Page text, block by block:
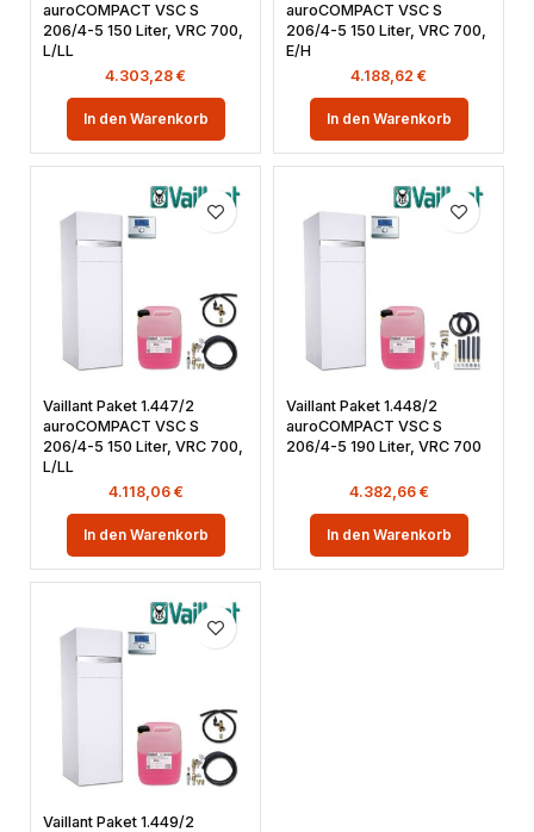
auroCOMPACT VSC S
206/4-5 150 Liter, VRC 700,
L/LL
4.303,28 €
In den Warenkorb
auroCOMPACT VSC S
206/4-5 150 Liter, VRC 700,
E/H
4.188,62 €
In den Warenkorb
Vaillant Paket 1.447/2
auroCOMPACT VSC S
206/4-5 150 Liter, VRC 700,
L/LL
4.118,06 €
In den Warenkorb
Vaillant Paket 1.448/2
auroCOMPACT VSC S
206/4-5 190 Liter, VRC 700
4.382,66 €
In den Warenkorb
Vaillant Paket 1.449/2